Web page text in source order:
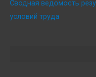
Сводная ведомость
условий труда